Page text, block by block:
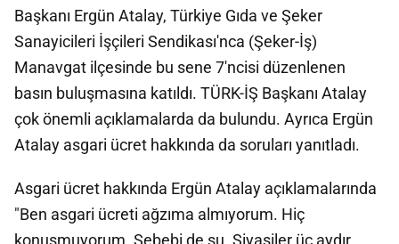
Başkanı Ergün Atalay, Türkiye Gıda ve Şeker
Sanayicileri İşçileri Sendikası'nca (Şeker-İş)
Manavgat ilçesinde bu sene 7'ncisi düzenlenen
basın buluşmasına katıldı. TÜRK-İŞ Başkanı Atalay
çok önemli açıklamalarda da bulundu. Ayrıca Ergün
Atalay asgari ücret hakkında da soruları yanıtladı.
Asgari ücret hakkında Ergün Atalay açıklamalarında
"Ben asgari ücreti ağzıma almıyorum. Hiç
konuşmuyorum. Sebebi de şu. Siyasiler üç aydır